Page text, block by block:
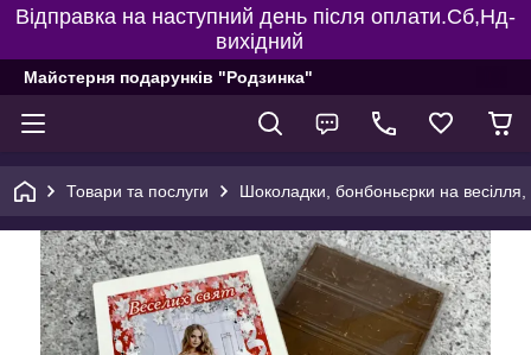
Відправка на наступний день після оплати.Сб,Нд-
вихідний
Майстерня подарунків "Родзинка"
Товари та послуги Шоколадки, бонбоньєрки на